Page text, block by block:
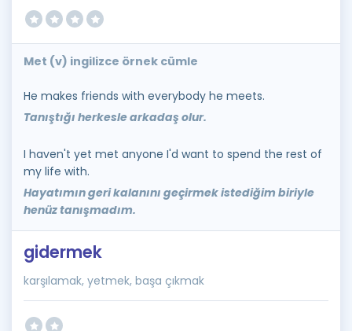
Met (v) ingilizce örnek cümle
He makes friends with everybody he meets.
Tanıştığı herkesle arkadaş olur.
I haven't yet met anyone I'd want to spend the rest of
my life with.
Hayatımın geri kalanını geçirmek istediğim biriyle
henüz tanışmadım.
gidermek
karşılamak, yetmek, başa çıkmak